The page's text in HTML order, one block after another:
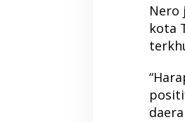
Nero
kota